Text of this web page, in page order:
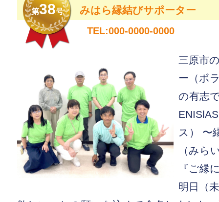
第38号 みはら縁結びサポーター
TEL:000-0000-0000
三原市
ー（ボ
の有志
ス） 〜
（みら
『ご縁
明日（